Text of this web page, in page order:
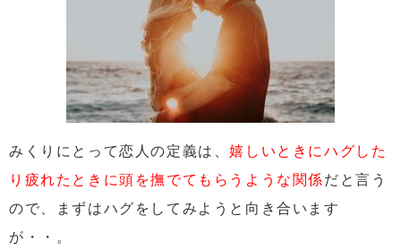
みくりにとって恋人の定義は、嬉しいときにハグした
り疲れたときに頭を撫でてもらうような関係だと言う
ので、まずはハグをしてみようと向き合います
が・・。